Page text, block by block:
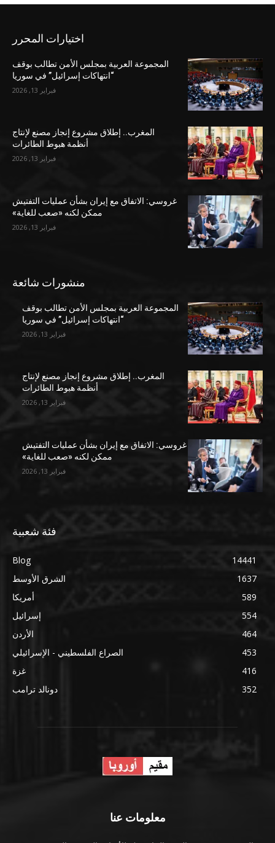
اختيارات المحرر
المجموعة العربية بمجلس الأمن تطالب بوقف
“انتهاكات إسرائيل” في سوريا
فبراير 13, 2026
المغرب.. إطلاق مشروع إنجاز مصنع لإنتاج
أنظمة هبوط الطائرات
فبراير 13, 2026
غروسي: الاتفاق مع إيران بشأن عمليات التفتيش
ممكن لكنه «صعب للغاية»
فبراير 13, 2026
منشورات شائعة
المجموعة العربية بمجلس الأمن تطالب بوقف
“انتهاكات إسرائيل” في سوريا
فبراير 13, 2026
المغرب.. إطلاق مشروع إنجاز مصنع لإنتاج
أنظمة هبوط الطائرات
فبراير 13, 2026
غروسي: الاتفاق مع إيران بشأن عمليات التفتيش
ممكن لكنه «صعب للغاية»
فبراير 13, 2026
فئة شعبية
Blog
14441
الشرق الأوسط
1637
أمريكا
589
إسرائيل
554
الأردن
464
الصراع الفلسطيني - الإسرائيلي
453
غزة
416
دونالد ترامب
352
معلومات عنا